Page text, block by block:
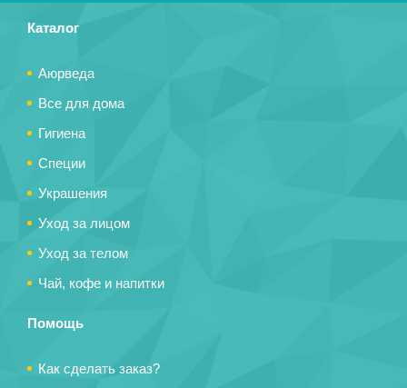
Каталог
Аюрведа
Все для дома
Гигиена
Специи
Украшения
Уход за лицом
Уход за телом
Чай, кофе и напитки
Помощь
Как сделать заказ?